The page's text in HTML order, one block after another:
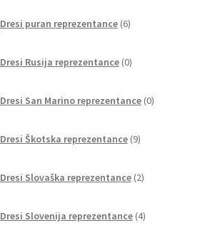
Dresi puran reprezentance 6izdelkov
Dresi Rusija reprezentance 0izdelkov
Dresi San Marino reprezentance 0izdelkov
Dresi Škotska reprezentance 9izdelkov
Dresi Slovaška reprezentance 2izdelka
Dresi Slovenija reprezentance 4izdelki